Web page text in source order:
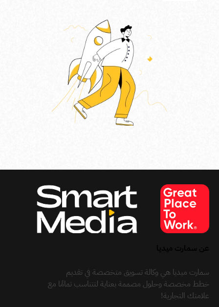
سمارت ميديا هي وكالة تسويق متخصصة في تقديم
خطط مخصصة وحلول مصممة بعناية لتتناسب تمامًا مع
علامتك التجارية!